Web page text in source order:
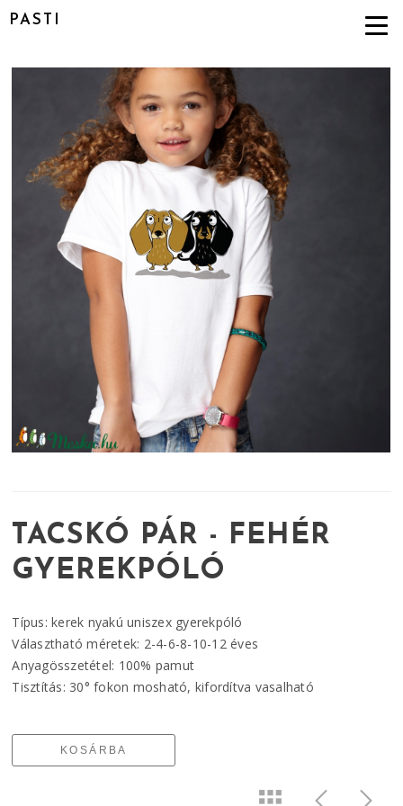
PASTI
TACSKÓ PÁR - FEHÉR
GYEREKPÓLÓ
Típus: kerek nyakú uniszex gyerekpóló
Választható méretek: 2-4-6-8-10-12 éves
Anyagösszetétel: 100% pamut
Tisztítás: 30° fokon mosható, kifordítva vasalható
KOSÁRBA